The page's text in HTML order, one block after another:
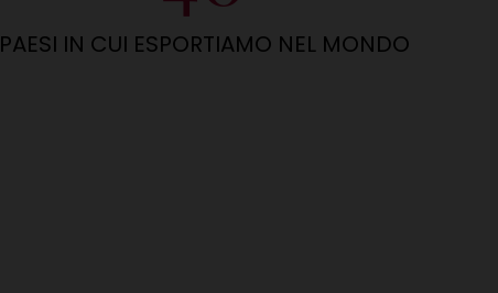
PAESI IN CUI ESPORTIAMO NEL MONDO